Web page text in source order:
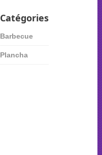
Catégories
Barbecue
Plancha